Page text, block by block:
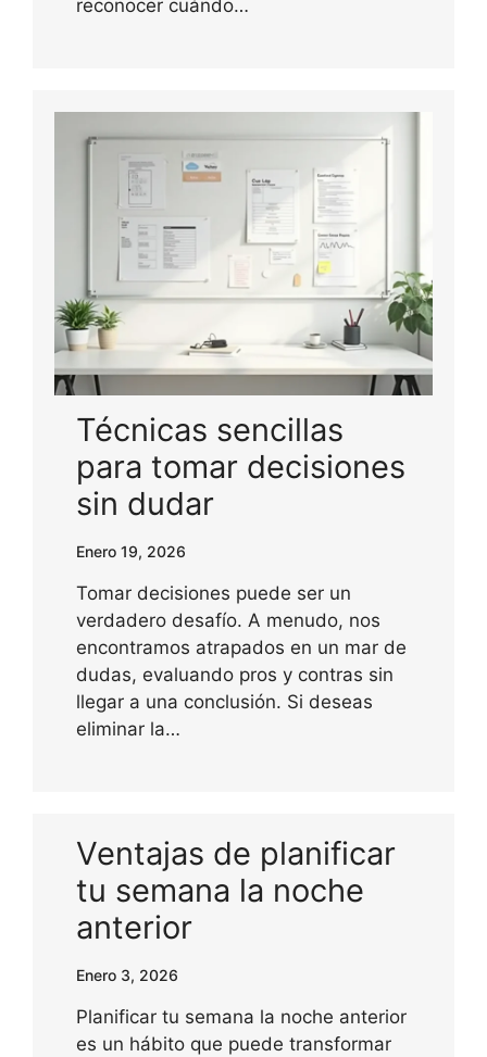
reconocer cuándo…
Técnicas sencillas
para tomar decisiones
sin dudar
Enero 19, 2026
Tomar decisiones puede ser un
verdadero desafío. A menudo, nos
encontramos atrapados en un mar de
dudas, evaluando pros y contras sin
llegar a una conclusión. Si deseas
eliminar la…
Ventajas de planificar
tu semana la noche
anterior
Enero 3, 2026
Planificar tu semana la noche anterior
es un hábito que puede transformar